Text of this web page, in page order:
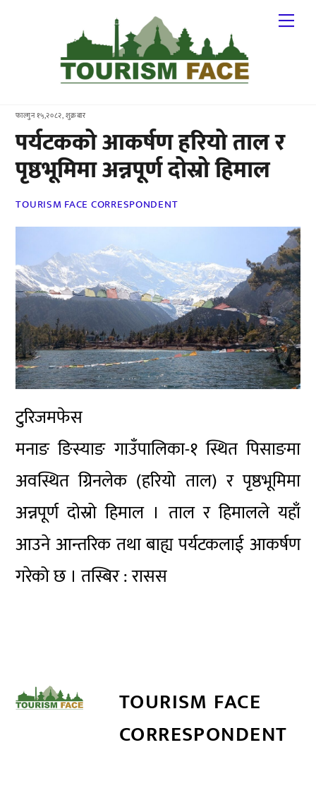
फाल्गुन १५,२०८२, शुक्रबार
पर्यटकको आकर्षण हरियो ताल र
पृष्ठभूमिमा अन्नपूर्ण दोस्रो हिमाल
TOURISM FACE CORRESPONDENT
टुरिजमफेस
मनाङ ङिस्याङ गाउँपालिका-१ स्थित पिसाङमा
अवस्थित ग्रिनलेक (हरियो ताल) र पृष्ठभूमिमा
अन्नपूर्ण दोस्रो हिमाल । ताल र हिमालले यहाँ
आउने आन्तरिक तथा बाह्य पर्यटकलाई आकर्षण
गरेको छ । तस्बिर : रासस
TOURISM FACE
CORRESPONDENT